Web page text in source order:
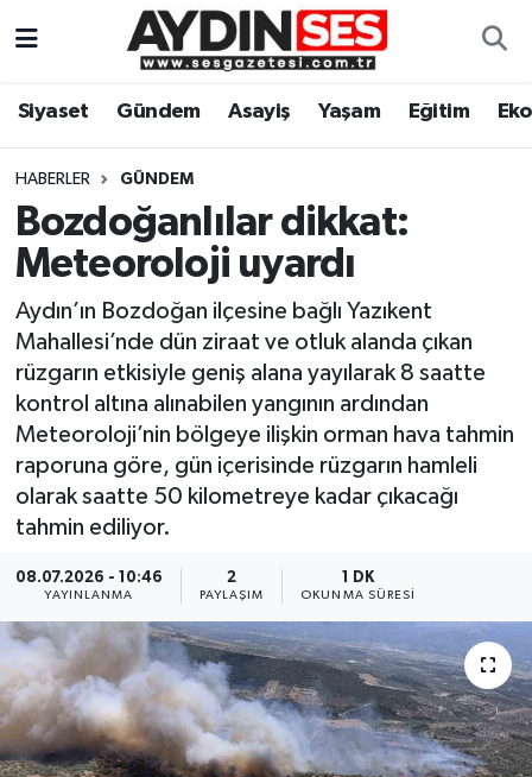
Siyaset Gündem Asayiş Yaşam Eğitim
HABERLER GÜNDEM
Bozdoğanlılar dikkat:
Meteoroloji uyardı
Aydın’ın Bozdoğan ilçesine bağlı Yazıkent
Mahallesi’nde dün ziraat ve otluk alanda çıkan
rüzgarın etkisiyle geniş alana yayılarak 8 saatte
kontrol altına alınabilen yangının ardından
Meteoroloji’nin bölgeye ilişkin orman hava tahmin
raporuna göre, gün içerisinde rüzgarın hamleli
olarak saatte 50 kilometreye kadar çıkacağı
tahmin ediliyor.
08.07.2026 - 10:46
YAYINLANMA
2
PAYLAŞIM
1 DK
OKUNMA SÜRESI
Gündem
Siyaset
Ekonomi
Yaşam
Eğitim
Kültür Sanat
Spor
Aydın Hava Durumu
Aydin Namaz Vakitleri
Aydın Trafik Yoğunluk Haritası
Süper Lig Puan Durumu ve Fikstür
Tüm Manşetler
Son Dakika Haberleri
Haber Arşivi